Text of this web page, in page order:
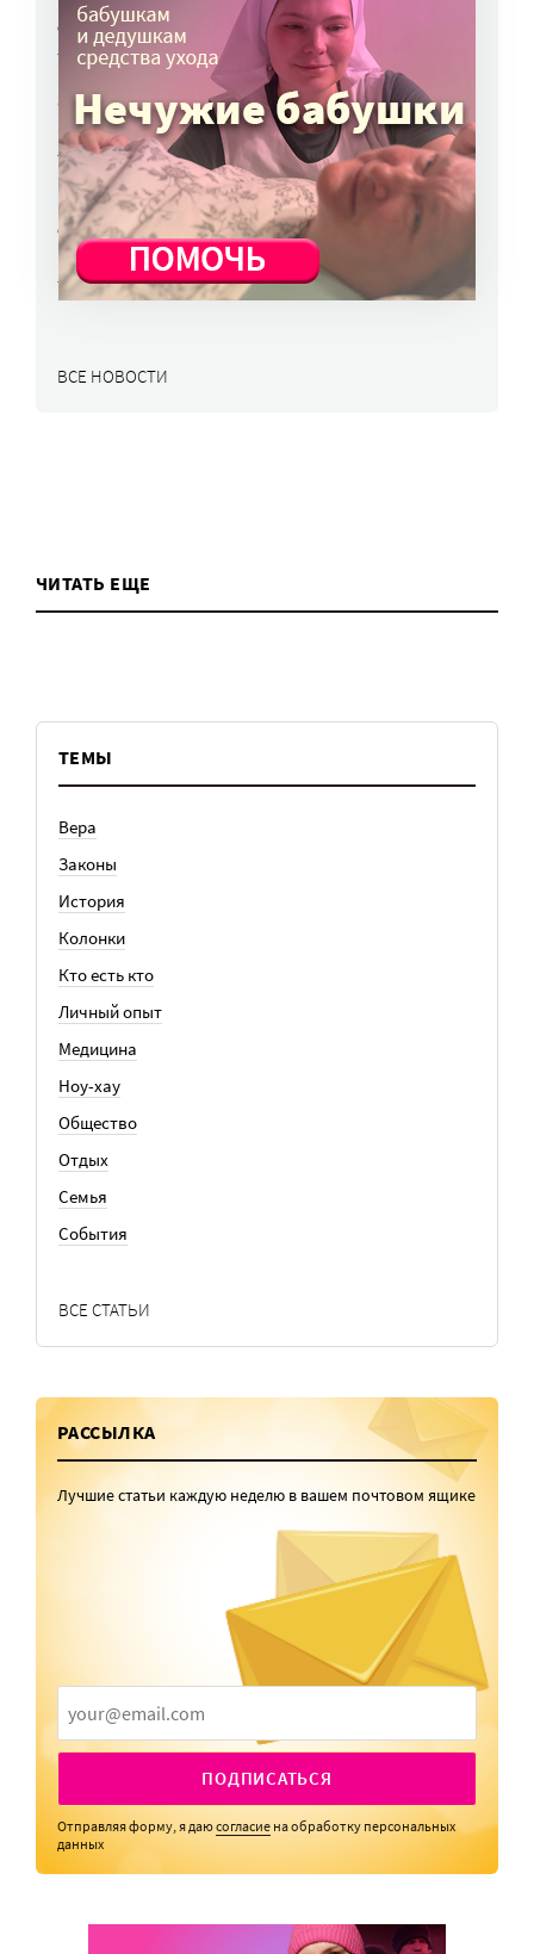
опрос о трудоустройстве
7 авг, 15:34
«Энхерту» от рака груди включили
в перечень жизненно важных препаратов
7 авг, 15:15
НКО часто рискуют нарушить закон
о персональных данных. Как этого
избежать?
7 авг, 13:13
ВСЕ НОВОСТИ
ЧИТАТЬ ЕЩЕ
ТЕМЫ
Вера
Законы
История
Колонки
Кто есть кто
Личный опыт
Медицина
Ноу-хау
Общество
Отдых
Семья
События
ВСЕ СТАТЬИ
РАССЫЛКА
Лучшие статьи каждую неделю в вашем почтовом ящике
ПОДПИСАТЬСЯ
Отправляя форму, я даюсогласие на обработку персональных
данных